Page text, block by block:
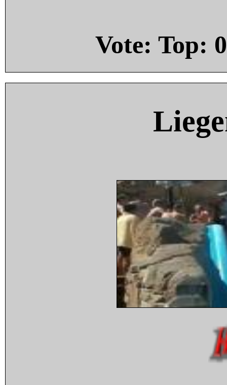
Vote: Top: 0